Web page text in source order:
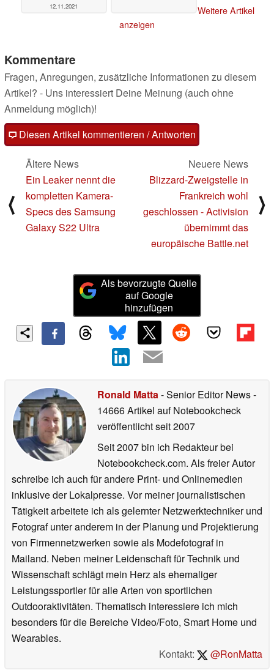
12.11.2021
Weitere Artikel
anzeigen
Kommentare
Fragen, Anregungen, zusätzliche Informationen zu diesem
Artikel? - Uns interessiert Deine Meinung (auch ohne
Anmeldung möglich)!
Diesen Artikel kommentieren / Antworten
⟨
Ältere News
Ein Leaker nennt die
kompletten Kamera-
Specs des Samsung
Galaxy S22 Ultra
Neuere News
Blizzard-Zweigstelle in
Frankreich wohl
geschlossen - Activision
übernimmt das
europäische Battle.net
⟩
Als bevorzugte Quelle
auf Google
hinzufügen
Ronald Matta- Senior Editor News-
14666 Artikel auf Notebookcheck
veröffentlichtseit 2007
Seit 2007 bin ich Redakteur bei
Notebookcheck.com. Als freier Autor
schreibe ich auch für andere Print- und Onlinemedien
inklusive der Lokalpresse. Vor meiner journalistischen
Tätigkeit arbeitete ich als gelernter Netzwerktechniker und
Fotograf unter anderem in der Planung und Projektierung
von Firmennetzwerken sowie als Modefotograf in
Mailand. Neben meiner Leidenschaft für Technik und
Wissenschaft schlägt mein Herz als ehemaliger
Leistungssportler für alle Arten von sportlichen
Outdooraktivitäten. Thematisch interessiere ich mich
besonders für die Bereiche Video/Foto, Smart Home und
Wearables.
Kontakt:
@RonMatta